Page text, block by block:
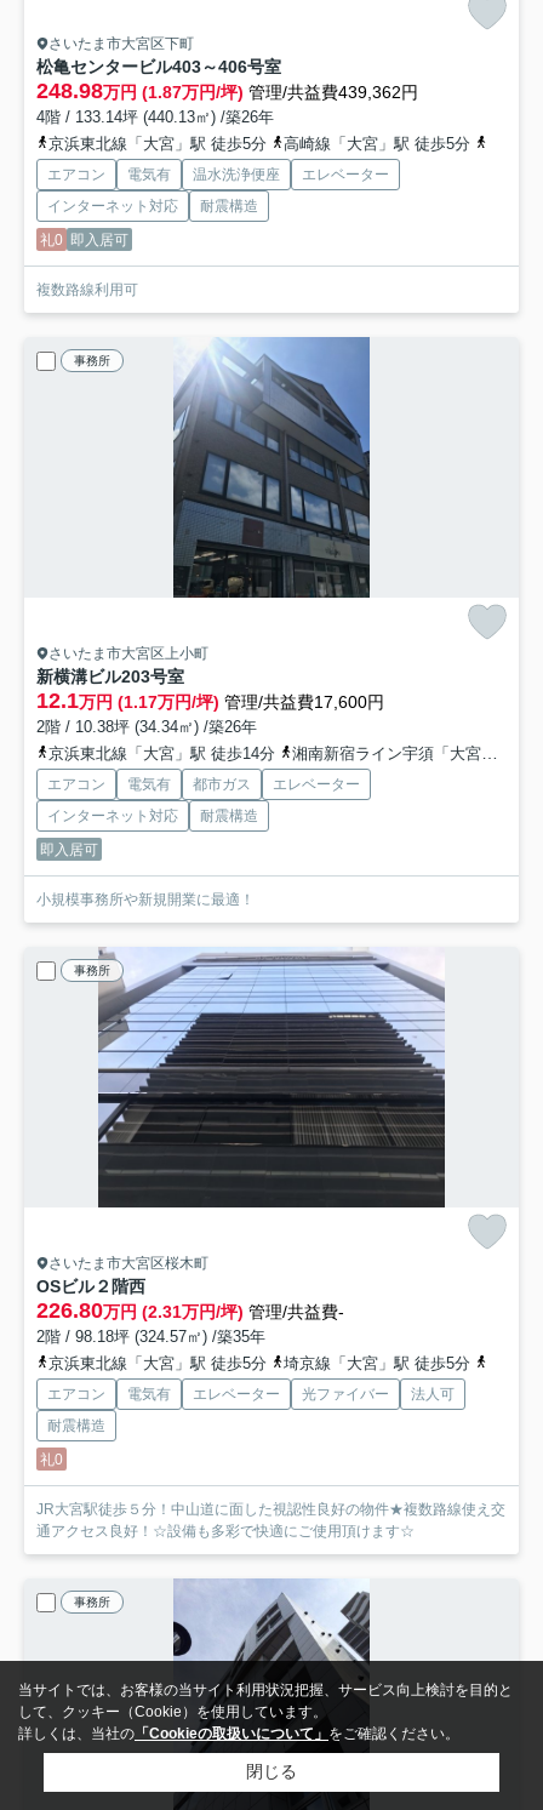
さいたま市大宮区下町
松亀センタービル403～406号室
248.98万円 (1.87万円/坪) 管理/共益費439,362円
4階 / 133.14坪 (440.13㎡) /築26年
京浜東北線「大宮」駅 徒歩5分
高崎線「大宮」駅 徒歩5分
エアコン 電気有 温水洗浄便座
エレベーター
インターネット対応
耐震構造
礼0 即入居可
複数路線利用可
事務所
さいたま市大宮区上小町
新横溝ビル203号室
12.1万円 (1.17万円/坪) 管理/共益費17,600円
2階 / 10.38坪 (34.34㎡) /築26年
京浜東北線「大宮」駅 徒歩14分
湘南新宿ライン宇須「大宮」駅 徒歩14分
エアコン 電気有 都市ガス
エレベーター
インターネット対応
耐震構造
即入居可
小規模事務所や新規開業に最適！
事務所
さいたま市大宮区桜木町
OSビル２階西
226.80万円 (2.31万円/坪) 管理/共益費-
2階 / 98.18坪 (324.57㎡) /築35年
京浜東北線「大宮」駅 徒歩5分
埼京線「大宮」駅 徒歩5分
エアコン 電気有 エレベーター 光ファイバー
法人可
耐震構造
礼0
JR大宮駅徒歩５分！中山道に面した視認性良好の物件★複数路線使え交
通アクセス良好！☆設備も多彩で快適にご使用頂けます☆
事務所
当サイトでは、お客様の当サイト利用状況把握、サービス向上検討を目的と
して、クッキー（Cookie）を使用しています。
詳しくは、当社の 「Cookieの取扱いについて」 をご確認ください。
閉じる